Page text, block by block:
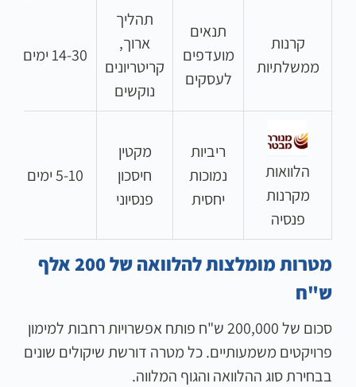
קרנות
ממשלתיות
תנאים
מועדפים
לעסקים
תהליך
ארוך,
קריטריונים
נוקשים
14-30 ימים
הלוואות
מקרנות
פנסיה
ריביות
נמוכות
יחסית
מקטין
חיסכון
פנסיוני
5-10 ימים
מטרות מומלצות להלוואה של 200 אלף
ש"ח
סכום של 200,000 ש"ח פותח אפשרויות רחבות למימון
פרויקטים משמעותיים. כל מטרה דורשת שיקולים שונים
בבחירת סוג ההלוואה והגוף המלווה.